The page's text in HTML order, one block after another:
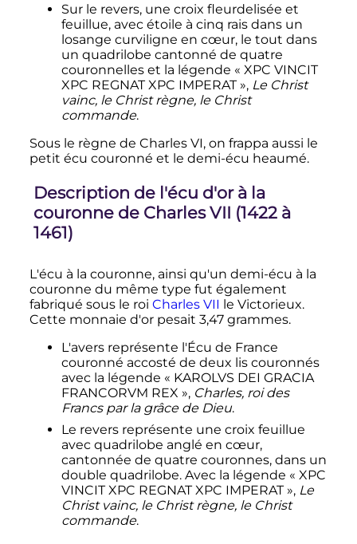
Sur le revers, une croix fleurdelisée et
feuillue, avec étoile à cinq rais dans un
losange curviligne en cœur, le tout dans
un quadrilobe cantonné de quatre
couronnelles et la légende « XPC VINCIT
XPC REGNAT XPC IMPERAT », Le Christ
vainc, le Christ règne, le Christ
commande.
Sous le règne de Charles VI, on frappa aussi le
petit écu couronné et le demi-écu heaumé.
Description de l'écu d'or à la
couronne de CharlesVII (1422 à
1461)
L'écu à la couronne, ainsi qu'un demi-écu à la
couronne du même type fut également
fabriqué sous le roi Charles VII le Victorieux.
Cette monnaie d'or pesait 3,47 grammes.
L'avers représente l'Écu de France
couronné accosté de deux lis couronnés
avec la légende « KAROLVS DEI GRACIA
FRANCORVM REX », Charles, roi des
Francs par la grâce de Dieu.
Le revers représente une croix feuillue
avec quadrilobe anglé en cœur,
cantonnée de quatre couronnes, dans un
double quadrilobe. Avec la légende « XPC
VINCIT XPC REGNAT XPC IMPERAT », Le
Christ vainc, le Christ règne, le Christ
commande.